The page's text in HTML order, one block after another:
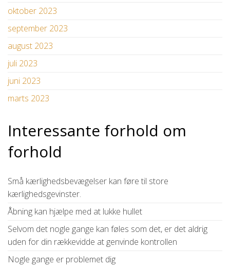
oktober 2023
september 2023
august 2023
juli 2023
juni 2023
marts 2023
Interessante forhold om
forhold
Små kærlighedsbevægelser kan føre til store
kærlighedsgevinster.
Åbning kan hjælpe med at lukke hullet
Selvom det nogle gange kan føles som det, er det aldrig
uden for din rækkevidde at genvinde kontrollen
Nogle gange er problemet dig